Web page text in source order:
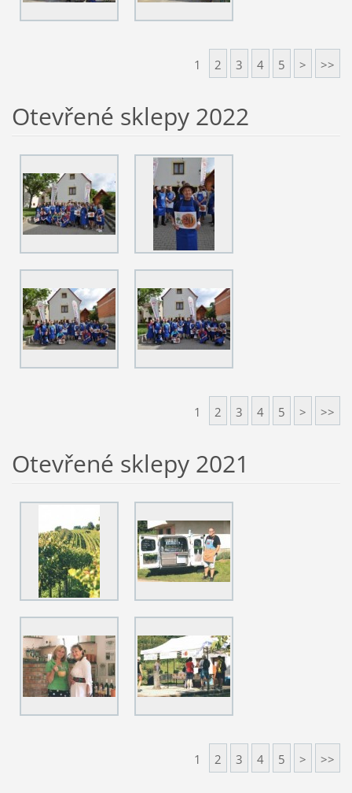
1 2 3 4 5 > >>
Otevřené sklepy 2022
1 2 3 4 5 > >>
Otevřené sklepy 2021
1 2 3 4 5 > >>